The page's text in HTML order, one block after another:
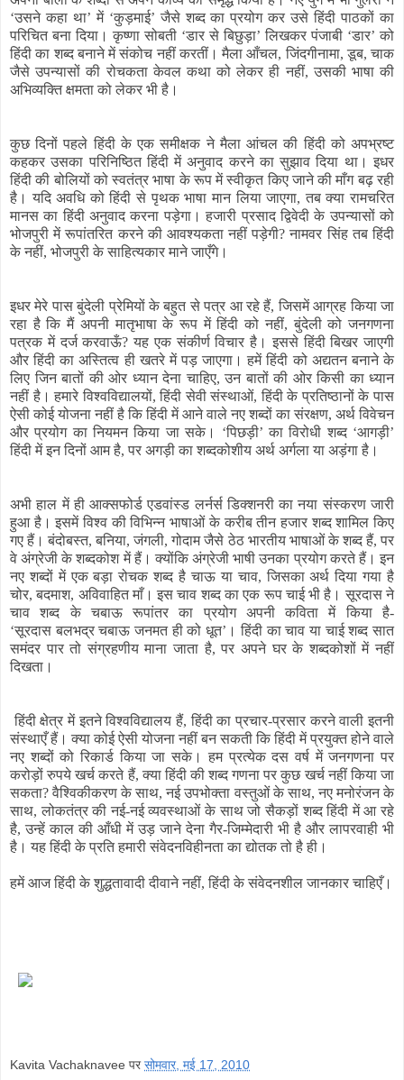
‘उसने कहा था’ में ‘कुड़माई’ जैसे शब्द का प्रयोग कर उसे हिंदी पाठकों का
परिचित बना दिया। कृष्णा सोबती ‘डार से बिछुड़ा’ लिखकर पंजाबी ‘डार’ को
हिंदी का शब्द बनाने में संकोच नहीं करतीं। मैला आँचल, जिंदगीनामा, डूब, चाक
जैसे उपन्यासों की रोचकता केवल कथा को लेकर ही नहीं, उसकी भाषा की
अभिव्यक्ति क्षमता को लेकर भी है।
कुछ दिनों पहले हिंदी के एक समीक्षक ने मैला आंचल की हिंदी को अपभ्रष्ट
कहकर उसका परिनिष्ठित हिंदी में अनुवाद करने का सुझाव दिया था। इधर
हिंदी की बोलियों को स्वतंत्र भाषा के रूप में स्वीकृत किए जाने की माँग बढ़ रही
है। यदि अवधि को हिंदी से पृथक भाषा मान लिया जाएगा, तब क्या रामचरित
मानस का हिंदी अनुवाद करना पड़ेगा। हजारी प्रसाद द्विवेदी के उपन्यासों को
भोजपुरी में रूपांतरित करने की आवश्यकता नहीं पड़ेगी? नामवर सिंह तब हिंदी
के नहीं, भोजपुरी के साहित्यकार माने जाएँगे।
इधर मेरे पास बुंदेली प्रेमियों के बहुत से पत्र आ रहे हैं, जिसमें आग्रह किया जा
रहा है कि मैं अपनी मातृभाषा के रूप में हिंदी को नहीं, बुंदेली को जनगणना
पत्रक में दर्ज करवाऊँ? यह एक संकीर्ण विचार है। इससे हिंदी बिखर जाएगी
और हिंदी का अस्तित्व ही खतरे में पड़ जाएगा। हमें हिंदी को अद्यतन बनाने के
लिए जिन बातों की ओर ध्यान देना चाहिए, उन बातों की ओर किसी का ध्यान
नहीं है। हमारे विश्वविद्यालयों, हिंदी सेवी संस्थाओं, हिंदी के प्रतिष्ठानों के पास
ऐसी कोई योजना नहीं है कि हिंदी में आने वाले नए शब्दों का संरक्षण, अर्थ विवेचन
और प्रयोग का नियमन किया जा सके। ‘पिछड़ी’ का विरोधी शब्द ‘आगड़ी’
हिंदी में इन दिनों आम है, पर अगड़ी का शब्दकोशीय अर्थ अर्गला या अड़ंगा है।
अभी हाल में ही आक्सफोर्ड एडवांस्ड लर्नर्स डिक्शनरी का नया संस्करण जारी
हुआ है। इसमें विश्व की विभिन्न भाषाओं के करीब तीन हजार शब्द शामिल किए
गए हैं। बंदोबस्त, बनिया, जंगली, गोदाम जैसे ठेठ भारतीय भाषाओं के शब्द हैं, पर
वे अंग्रेजी के शब्दकोश में हैं। क्योंकि अंग्रेजी भाषी उनका प्रयोग करते हैं। इन
नए शब्दों में एक बड़ा रोचक शब्द है चाऊ या चाव, जिसका अर्थ दिया गया है
चोर, बदमाश, अविवाहित माँ। इस चाव शब्द का एक रूप चाई भी है। सूरदास ने
चाव शब्द के चबाऊ रूपांतर का प्रयोग अपनी कविता में किया है-
‘सूरदास बलभद्र चबाऊ जनमत ही को धूत’। हिंदी का चाव या चाई शब्द सात
समंदर पार तो संग्रहणीय माना जाता है, पर अपने घर के शब्दकोशों में नहीं
दिखता।
हिंदी क्षेत्र में इतने विश्वविद्यालय हैं, हिंदी का प्रचार-प्रसार करने वाली इतनी
संस्थाएँ हैं। क्या कोई ऐसी योजना नहीं बन सकती कि हिंदी में प्रयुक्त होने वाले
नए शब्दों को रिकार्ड किया जा सके। हम प्रत्येक दस वर्ष में जनगणना पर
करोड़ों रुपये खर्च करते हैं, क्या हिंदी की शब्द गणना पर कुछ खर्च नहीं किया जा
सकता? वैश्विकीकरण के साथ, नई उपभोक्ता वस्तुओं के साथ, नए मनोरंजन के
साथ, लोकतंत्र की नई-नई व्यवस्थाओं के साथ जो सैकड़ों शब्द हिंदी में आ रहे
है, उन्हें काल की आँधी में उड़ जाने देना गैर-जिम्मेदारी भी है और लापरवाही भी
है। यह हिंदी के प्रति हमारी संवेदनविहीनता का द्योतक तो है ही।
हमें आज हिंदी के शुद्धतावादी दीवाने नहीं, हिंदी के संवेदनशील जानकार चाहिएँ।
Kavita Vachaknavee परसोमवार, मई 17, 2010